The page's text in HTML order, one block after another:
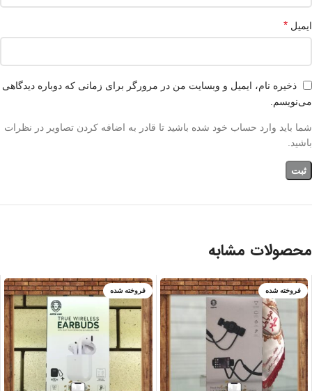
ایمیل *
ذخیره نام، ایمیل و وبسایت من در مرورگر برای زمانی که دوباره دیدگاهی
می‌نویسم.
شما باید وارد حساب خود شده باشید تا قادر به اضافه کردن تصاویر در نظرات
باشید.
محصولات مشابه
فروخته شده
فروخته شده
سفید
مشکی